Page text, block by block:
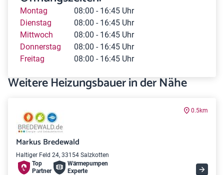
Montag
08:00 - 16:45 Uhr
Dienstag
08:00 - 16:45 Uhr
Mittwoch
08:00 - 16:45 Uhr
Donnerstag
08:00 - 16:45 Uhr
Freitag
08:00 - 16:45 Uhr
Weitere Heizungsbauer in der Nähe
0.5km
Markus Bredewald
Haltiger Feld 24, 33154 Salzkotten
Top
Partner
Wärme­pumpen
Experte